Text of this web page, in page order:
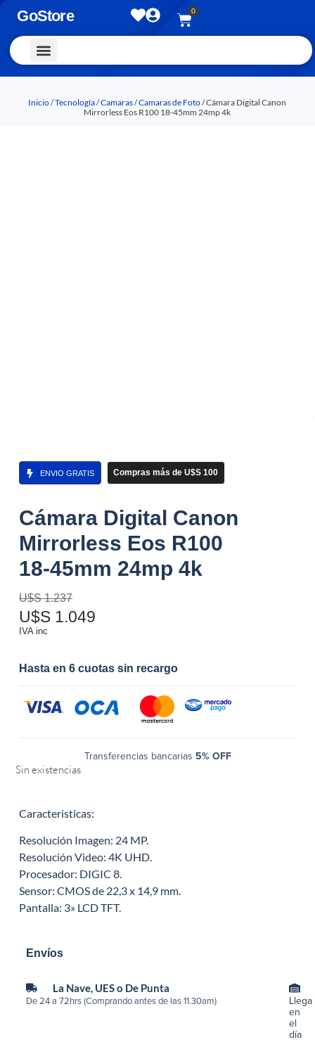
GoStore 0
Inicio/Tecnología/Camaras/Camaras de Foto/ Cámara Digital Canon
Mirrorless Eos R100 18-45mm 24mp 4k
ENVIO GRATIS Compras más de U$S 100
Cámara Digital Canon
Mirrorless Eos R100
18-45mm 24mp 4k
U$S1.237
U$S 1.049
IVA inc
Hasta en 6 cuotas sin recargo
Transferencias bancarias 5% OFF
Sin existencias
Caracteristicas:
Resolución Imagen: 24 MP.
Resolución Video: 4K UHD.
Procesador: DIGIC 8.
Sensor: CMOS de 22,3 x 14,9 mm.
Pantalla: 3» LCD TFT.
Envíos
La Nave, UES o De Punta
De 24 a 72hrs (Comprando antes de las 11.30am)
Llega
en
el
día